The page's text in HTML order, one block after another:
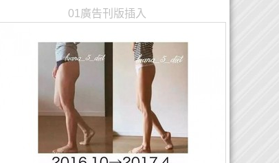
01廣告刊版插入